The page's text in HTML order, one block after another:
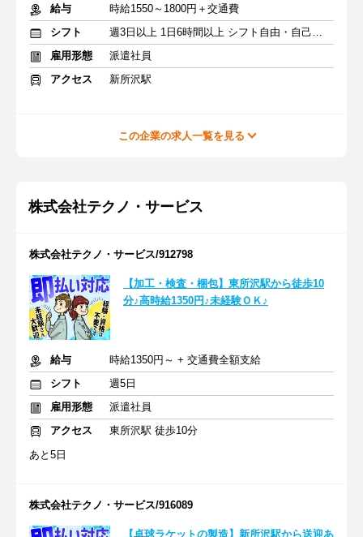
給与
時給1550～1800円＋交通費
シフト
週3日以上 1日6時間以上 シフト自由・自己申告
雇用形態
派遣社員
アクセス
新所沢駅
この企業の求人一覧を見る
株式会社テクノ・サービス
株式会社テクノ・サービス/912798
【加工・検査・梱包】東所沢駅から徒歩10
分♪高時給1350円♪未経験ＯＫ♪
給与
時給1350円～ + 交通費全額支給
シフト
週5日
雇用形態
派遣社員
アクセス
東所沢駅 徒歩10分
あと5日
株式会社テクノ・サービス/916089
【卓球ラケットの製造】新所沢駅から送迎あ